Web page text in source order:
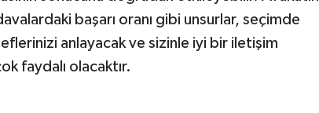
başarı oranı gibi unsurlar, seçimde
anlayacak ve sizinle iyi bir iletişim
faydalı olacaktır.